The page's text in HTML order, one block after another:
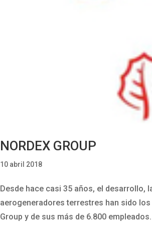
NORDEX GROUP
10 abril 2018
Desde hace casi 35 años, el
aerogeneradores terrestres han sido
Group y de sus más de 6.800